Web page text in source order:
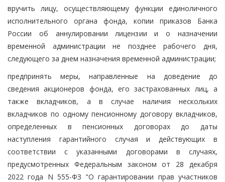
вручить лицу, осуществляющему функции единоличного
исполнительного органа фонда, копии приказов Банка
России об аннулировании лицензии и о назначении
временной администрации не позднее рабочего дня,
следующего за днем назначения временной администрации;
предпринять меры, направленные на доведение до
сведения акционеров фонда, его застрахованных лиц, а
также вкладчиков, а в случае наличия нескольких
вкладчиков по одному пенсионному договору вкладчиков,
определенных в пенсионных договорах до даты
наступления гарантийного случая и действующих в
соответствии с указанными договорами в случаях,
предусмотренных Федеральным законом от 28 декабря
2022 года N 555-ФЗ "О гарантировании прав участников